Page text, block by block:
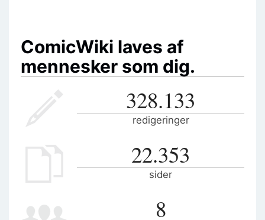
ComicWiki laves af
mennesker som dig.
328.133
redigeringer
22.353
sider
8